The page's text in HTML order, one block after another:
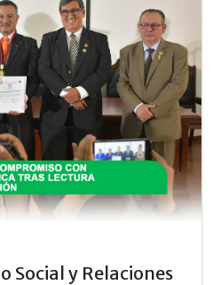
Social y Relaciones